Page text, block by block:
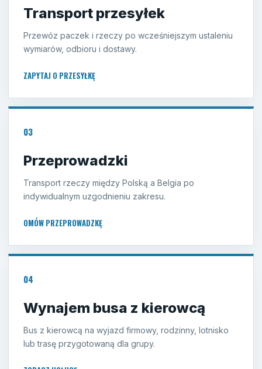
Transport przesyłek
Przewóz paczek i rzeczy po wcześniejszym ustaleniu
wymiarów, odbioru i dostawy.
ZAPYTAJ O PRZESYŁKĘ
03
Przeprowadzki
Transport rzeczy między Polską a Belgia po
indywidualnym uzgodnieniu zakresu.
OMÓW PRZEPROWADZKĘ
04
Wynajem busa z kierowcą
Bus z kierowcą na wyjazd firmowy, rodzinny, lotnisko
lub trasę przygotowaną dla grupy.